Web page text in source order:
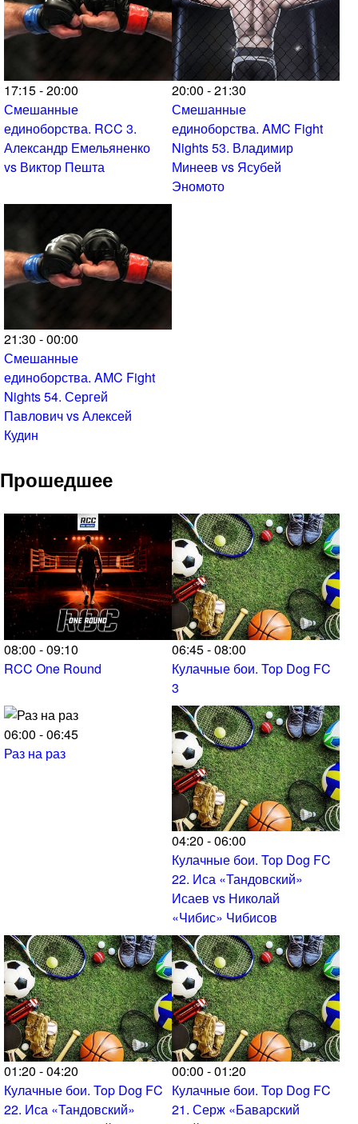
17:15 - 20:00
Смешанные
единоборства. RCC 3.
Александр Емельяненко
vs Виктор Пешта
20:00 - 21:30
Смешанные
единоборства. AMC Fight
Nights 53. Владимир
Минеев vs Ясубей
Эномото
21:30 - 00:00
Смешанные
единоборства. AMC Fight
Nights 54. Сергей
Павлович vs Алексей
Кудин
Прошедшее
08:00 - 09:10
RCC One Round
06:45 - 08:00
Кулачные бои. Top Dog FC
3
06:00 - 06:45
Раз на раз
04:20 - 06:00
Кулачные бои. Top Dog FC
22. Иса «Тандовский»
Исаев vs Николай
«Чибис» Чибисов
01:20 - 04:20
Кулачные бои. Top Dog FC
22. Иса «Тандовский»
00:00 - 01:20
Кулачные бои. Top Dog FC
21. Серж «Баварский